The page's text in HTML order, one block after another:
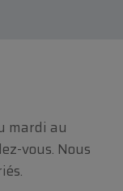
mardi au
vous. Nous